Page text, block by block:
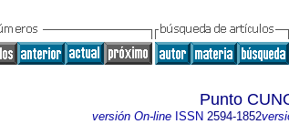
Punto
versión On-lineISSN 2594-1852